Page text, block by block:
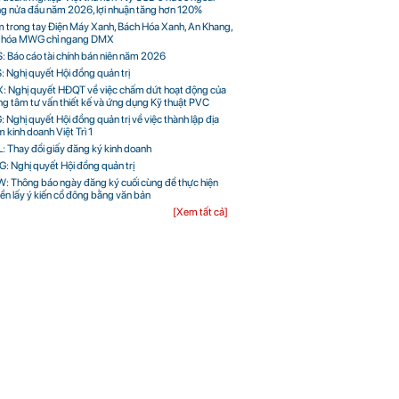
nửa đầu năm 2026, lợi nhuận tăng hơn 120%
trong tay Điện Máy Xanh, Bách Hóa Xanh, An Khang,
MWG chỉ ngang DMX
Báo cáo tài chính bán niên năm 2026
Nghị quyết Hội đồng quản trị
Nghị quyết HĐQT về việc chấm dứt hoạt động của
tâm tư vấn thiết kế và ứng dụng Kỹ thuật PVC
Nghị quyết Hội đồng quản trị về việc thành lập địa
kinh doanh Việt Trì 1
Thay đổi giấy đăng ký kinh doanh
Nghị quyết Hội đồng quản trị
Thông báo ngày đăng ký cuối cùng để thực hiện
lấy ý kiến cổ đông bằng văn bản
[Xem tất cả]